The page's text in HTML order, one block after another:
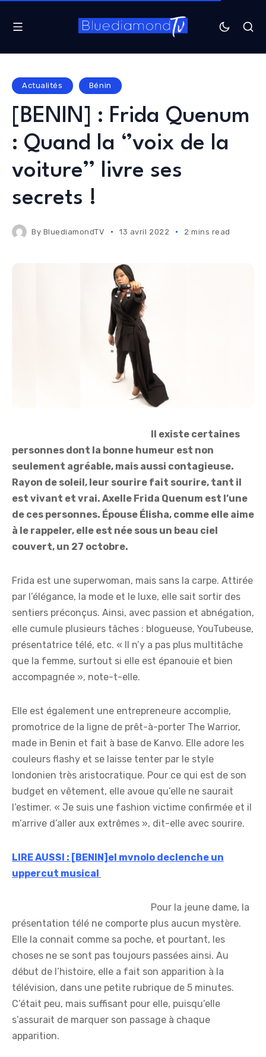
Actualités Bénin
[BENIN] : Frida Quenum
: Quand la ‘’voix de la
voiture’’ livre ses
secrets !
By BluediamondTV 13 avril 2022 2 mins read
Il existe certaines
personnes dont la bonne humeur est non
seulement agréable, mais aussi contagieuse.
Rayon de soleil, leur sourire fait sourire, tant il
est vivant et vrai. Axelle Frida Quenum est l’une
de ces personnes. Épouse Élisha, comme elle aime
à le rappeler, elle est née sous un beau ciel
couvert, un 27 octobre.
Frida est une superwoman, mais sans la carpe. Attirée
par l’élégance, la mode et le luxe, elle sait sortir des
sentiers préconçus. Ainsi, avec passion et abnégation,
elle cumule plusieurs tâches : blogueuse, YouTubeuse,
présentatrice télé, etc. « Il n’y a pas plus multitâche
que la femme, surtout si elle est épanouie et bien
accompagnée », note-t-elle.
Elle est également une entrepreneure accomplie,
promotrice de la ligne de prêt-à-porter The Warrior,
made in Benin et fait à base de Kanvo. Elle adore les
couleurs flashy et se laisse tenter par le style
londonien très aristocratique. Pour ce qui est de son
budget en vêtement, elle avoue qu’elle ne saurait
l’estimer. « Je suis une fashion victime confirmée et il
m’arrive d’aller aux extrêmes », dit-elle avec sourire.
LIRE AUSSI : [BENIN]el mvnolo declenche un
uppercut musical
Pour la jeune dame, la
présentation télé ne comporte plus aucun mystère.
Elle la connait comme sa poche, et pourtant, les
choses ne se sont pas toujours passées ainsi. Au
début de l’histoire, elle a fait son apparition à la
télévision, dans une petite rubrique de 5 minutes.
C’était peu, mais suffisant pour elle, puisqu’elle
s’assurait de marquer son passage à chaque
apparition.